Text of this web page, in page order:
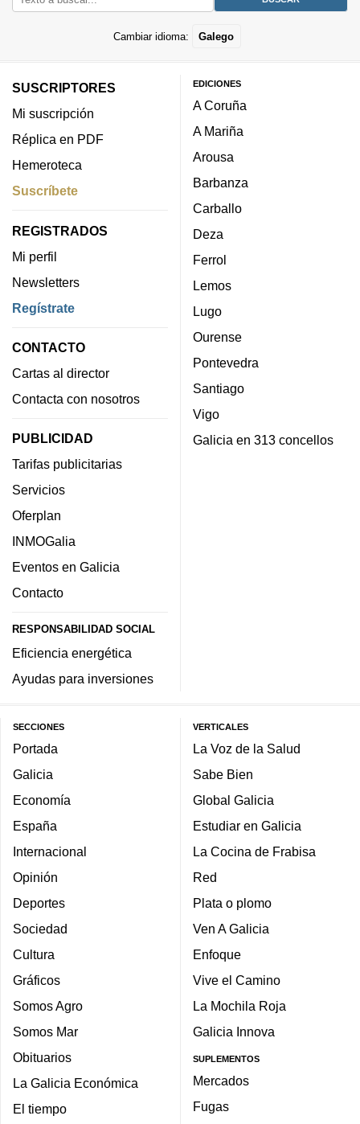
Cambiar idioma: Galego
SUSCRIPTORES
Mi suscripción
Réplica en PDF
Hemeroteca
Suscríbete
REGISTRADOS
Mi perfil
Newsletters
Regístrate
CONTACTO
Cartas al director
Contacta con nosotros
PUBLICIDAD
Tarifas publicitarias
Servicios
Oferplan
INMOGalia
Eventos en Galicia
Contacto
RESPONSABILIDAD SOCIAL
Eficiencia energética
Ayudas para inversiones
EDICIONES
A Coruña
A Mariña
Arousa
Barbanza
Carballo
Deza
Ferrol
Lemos
Lugo
Ourense
Pontevedra
Santiago
Vigo
Galicia en 313 concellos
SECCIONES
Portada
Galicia
Economía
España
Internacional
Opinión
Deportes
Sociedad
Cultura
Gráficos
Somos Agro
Somos Mar
Obituarios
La Galicia Económica
El tiempo
VERTICALES
La Voz de la Salud
Sabe Bien
Global Galicia
Estudiar en Galicia
La Cocina de Frabisa
Red
Plata o plomo
Ven A Galicia
Enfoque
Vive el Camino
La Mochila Roja
Galicia Innova
SUPLEMENTOS
Mercados
Fugas